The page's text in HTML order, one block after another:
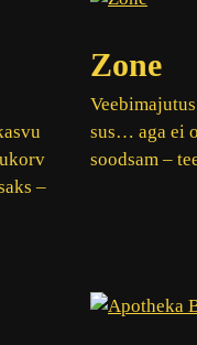
–
Zone
sus… aga ei
soodsam –